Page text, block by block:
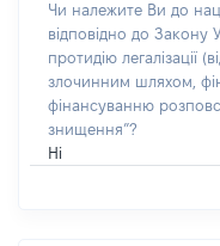
Чи належите Ви до
відповідно до Закону
протидію легалізації
злочинним шляхом,
фінансуванню
знищення”?
Ні